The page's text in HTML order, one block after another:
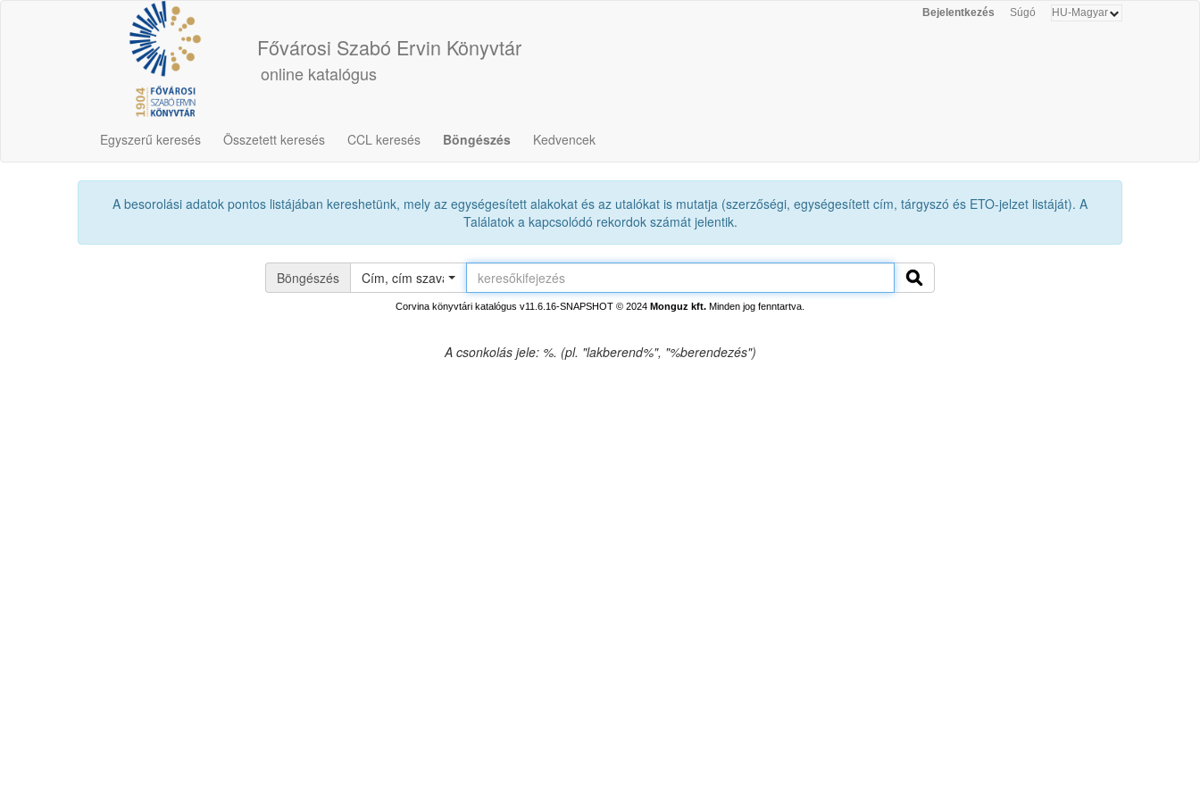
Bejelentkezés Súgó
Fővárosi Szabó Ervin Könyvtár
online katalógus
Egyszerű keresés Összetett keresés CCL keresés Böngészés Kedvencek
A besorolási adatok pontos listájában kereshetünk, mely az egységesített alakokat és az utalókat is mutatja (szerzőségi, egységesített cím, tárgyszó és ETO-jelzet listáját). A
Találatok a kapcsolódó rekordok számát jelentik.
Böngészés Cím, cím szavai (névváltozat nélkül)
Corvina könyvtári katalógus v11.6.16-SNAPSHOT © 2024 Monguz kft. Minden jog fenntartva.
A csonkolás jele: %. (pl. "lakberend%", "%berendezés")